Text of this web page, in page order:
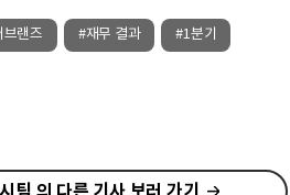
브랜즈 #재무 결과 #1분기